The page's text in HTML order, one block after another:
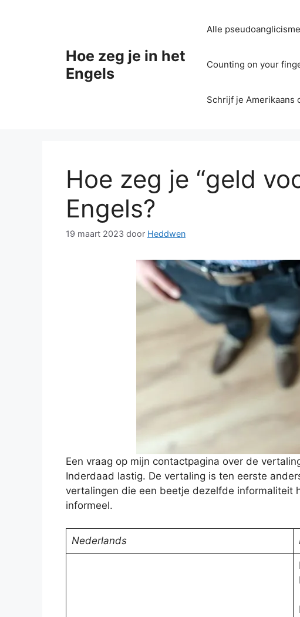
Hoe zeg je in het
Engels
Alle
Counting on your
Schrijf je Amerikaans
Hoe zeg je “geld
Engels?
19 maart 2023 door Heddwen
Een vraag op mijn contactpagina over de
Inderdaad lastig. De vertaling is ten eerste
vertalingen die een beetje dezelfde informaliteit
informeel.
Nederlands